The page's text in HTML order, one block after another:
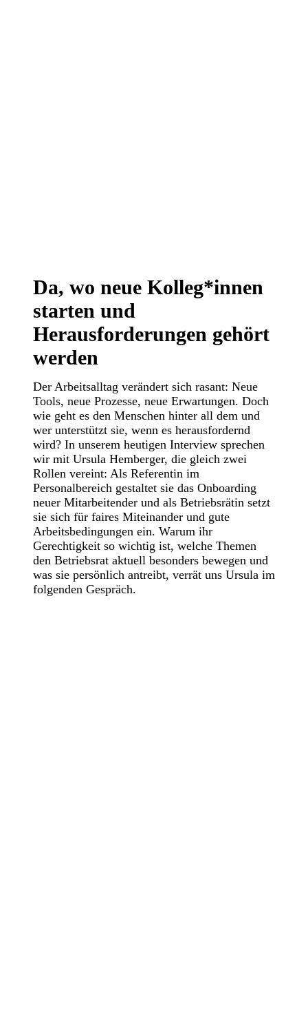
Da, wo neue Kolleg*innen
starten und
Herausforderungen gehört
werden
Der Arbeitsalltag verändert sich rasant: Neue
Tools, neue Prozesse, neue Erwartungen. Doch
wie geht es den Menschen hinter all dem und
wer unterstützt sie, wenn es herausfordernd
wird? In unserem heutigen Interview sprechen
wir mit Ursula Hemberger, die gleich zwei
Rollen vereint: Als Referentin im
Personalbereich gestaltet sie das Onboarding
neuer Mitarbeitender und als Betriebsrätin setzt
sie sich für faires Miteinander und gute
Arbeitsbedingungen ein. Warum ihr
Gerechtigkeit so wichtig ist, welche Themen
den Betriebsrat aktuell besonders bewegen und
was sie persönlich antreibt, verrät uns Ursula im
folgenden Gespräch.